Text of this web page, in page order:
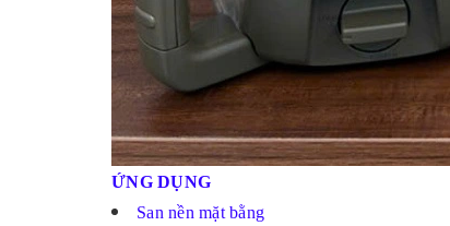
ỨNG DỤNG
San nền mặt bằng